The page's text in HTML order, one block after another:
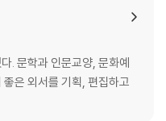
. 문학과 인문교양, 문화예
은 외서를 기획, 편집하고